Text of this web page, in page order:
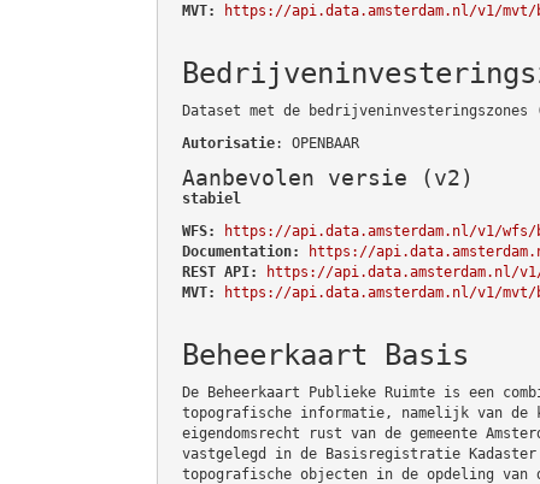
MVT:
https://api.data.amsterdam.nl/v1/mvt/
Dataset met de bedrijveninvesteringszones
Autorisatie: OPENBAAR
Aanbevolen versie (v2)
stabiel
WFS:
https://api.data.amsterdam.nl/v1/wfs/
Documentation:
https://
REST API:
https://api.data.amsterdam.nl/
MVT:
https://api.data.amsterdam.nl/v1/
Beheerkaart Basis
De Beheerkaart Publieke Ruimte is een
topografische informatie, namelijk van de
eigendomsrecht rust van de gemeente
vastgelegd in de Basisregistratie Kadaster
topografische objecten in de opdeling van